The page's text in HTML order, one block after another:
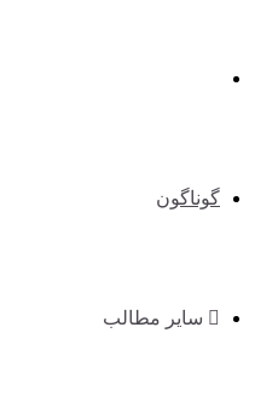
گوناگون
سایر مطالب